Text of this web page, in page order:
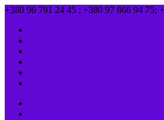
+380 96 791 24 45 ; +380 97 866 94 75;